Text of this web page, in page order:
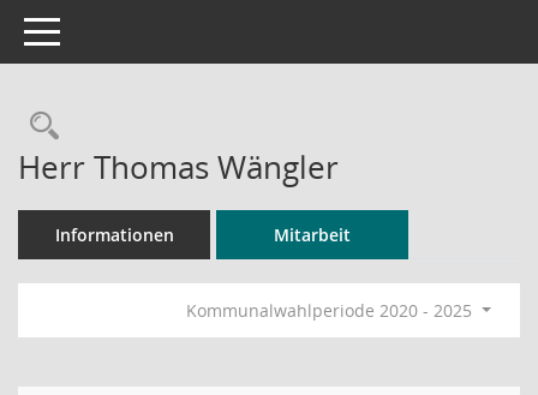
Toggle navigation
Rechercheauswahl
Herr Thomas Wängler
Informationen Mitarbeit
Kommunalwahlperiode 2020 - 2025